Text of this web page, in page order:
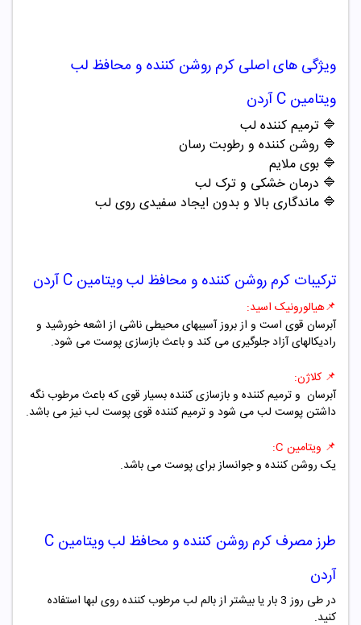
ویژگی های اصلی کرم روشن کننده و محافظ لب
ویتامین C آردن
🔷 ترمیم کننده لب
🔷 روشن کننده و رطوبت رسان
🔷 بوی ملایم
🔷 درمان خشکی و ترک لب
🔷 ماندگاری بالا و بدون ایجاد سفیدی روی لب
ترکیبات کرم روشن کننده و محافظ لب ویتامین C آردن
📌هیالورونیک اسید:
آبرسان قوی است و از بروز آسیبهای محیطی ناشی از اشعه خورشید و
رادیکالهای آزاد جلوگیری می کند و باعث بازسازی پوست می شود.
📌 کلاژن:
آبرسان و ترمیم کننده و بازسازی کننده بسیار قوی که باعث مرطوب نگه
داشتن پوست لب می شود و ترمیم کننده قوی پوست لب نیز می باشد.
📌 ویتامین C:
یک روشن کننده و جوانساز برای پوست می باشد.
طرز مصرف
کرم روشن کننده و محافظ لب ویتامین C
آردن
در طی روز 3 بار یا بیشتر از بالم لب مرطوب کننده روی لبها استفاده
کنید.